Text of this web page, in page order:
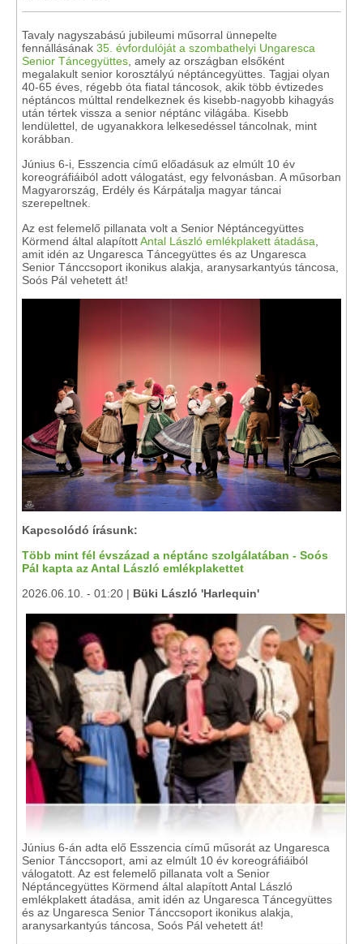
Tavaly nagyszabású jubileumi műsorral ünnepelte
fennállásának 35. évfordulóját a szombathelyi Ungaresca
Senior Táncegyüttes , amely az országban elsőként
megalakult senior korosztályú néptáncegyüttes. Tagjai olyan
40-65 éves, régebb óta fiatal táncosok, akik több évtizedes
néptáncos múlttal rendelkeznek és kisebb-nagyobb kihagyás
után tértek vissza a senior néptánc világába. Kisebb
lendülettel, de ugyanakkora lelkesedéssel táncolnak, mint
korábban.
Június 6-i, Esszencia című előadásuk az elmúlt 10 év
koreográfiáiból adott válogatást, egy felvonásban. A műsorban
Magyarország, Erdély és Kárpátalja magyar táncai
szerepeltnek.
Az est felemelő pillanata volt a Senior Néptáncegyüttes
Körmend által alapítottAntal László emlékplakett átadása
amit idén az Ungaresca Táncegyüttes és az Ungaresca
Senior Tánccsoport ikonikus alakja, aranysarkantyús táncosa,
Soós Pál vehetett át!
Kapcsolódó írásunk:
Több mint fél évszázad a néptánc szolgálatában - Soós
Pál kapta az Antal László emlékplakettet
2026.06.10. - 01:20 | Büki László 'Harlequin'
Június 6-án adta elő Esszencia című műsorát az Ungaresca
Senior Tánccsoport, ami az elmúlt 10 év koreográfiáiból
válogatott. Az est felemelő pillanata volt a Senior
Néptáncegyüttes Körmend által alapított Antal László
emlékplakett átadása, amit idén az Ungaresca Táncegyüttes
és az Ungaresca Senior Tánccsoport ikonikus alakja,
aranysarkantyús táncosa, Soós Pál vehetett át!